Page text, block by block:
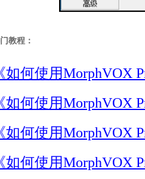
教程：
《如何使用MorphVOX
《如何使用MorphVOX
《如何使用MorphVOX
《如何使用MorphVOX